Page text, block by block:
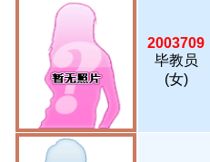
2003709
毕教员
(女)